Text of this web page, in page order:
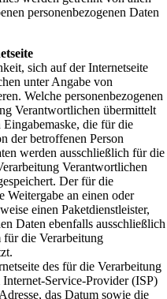
personenbezogenen Daten
sich auf der Internetseite
unter Angabe von
Welche personenbezogenen
Verantwortlichen übermittelt
die für die
der betroffenen Person
werden ausschließlich für die
Verantwortlichen
Der für die
Weitergabe an einen oder
einen Paketdienstleister,
Daten ebenfalls ausschließlich
für die Verarbeitung
des für die Verarbeitung
Service-Provider (ISP)
das Datum sowie die